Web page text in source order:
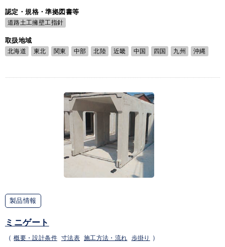
認定・規格・準拠図書等
道路土工擁壁工指針
取扱地域
北海道 東北 関東 中部 北陸 近畿 中国 四国 九州 沖縄
製品情報
ミニゲート
（ 概要・設計条件 寸法表 施工方法・流れ 歩掛り ）